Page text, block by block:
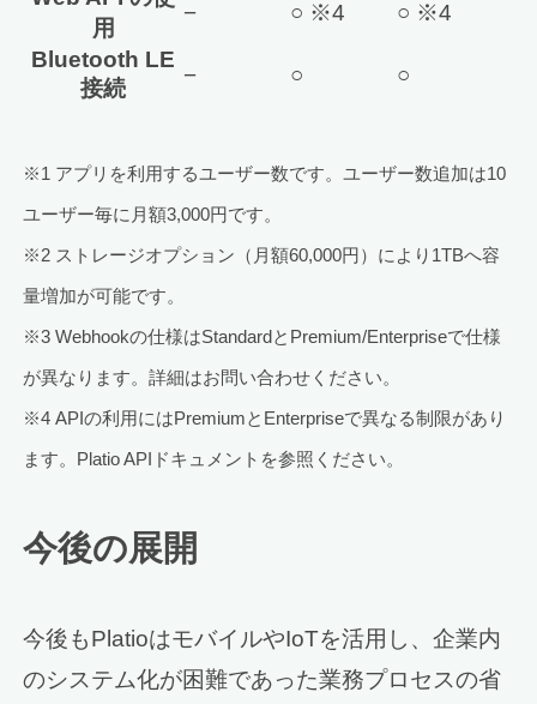
用
− ○ ※4
○ ※4
Bluetooth LE
接続
− ○ ○
※1 アプリを利用するユーザー数です。ユーザー数追加は10
ユーザー毎に月額3,000円です。
※2 ストレージオプション（月額60,000円）により1TBへ容
量増加が可能です。
※3 Webhookの仕様はStandardとPremium/Enterpriseで仕様
が異なります。詳細はお問い合わせください。
※4 APIの利用にはPremiumとEnterpriseで異なる制限があり
ます。Platio APIドキュメントを参照ください。
今後の展開
今後もPlatioはモバイルやIoTを活用し、企業内
のシステム化が困難であった業務プロセスの省